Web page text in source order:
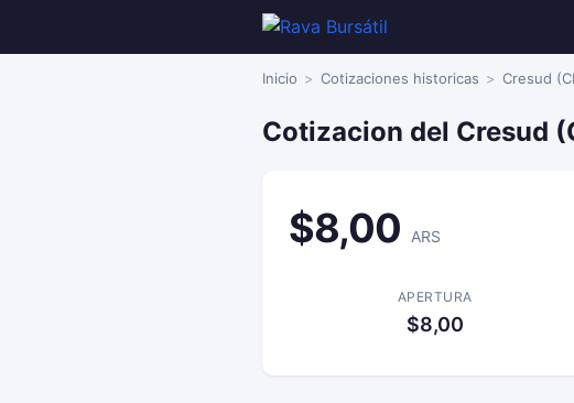
Inicio Cotizaciones historicas Cresud
Cotizacion del Cresud
$8,00 ARS
APERTURA
$8,00